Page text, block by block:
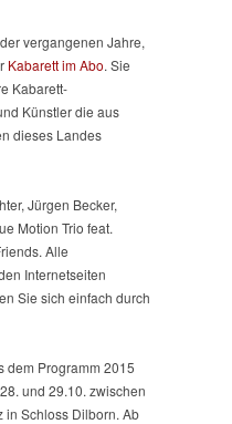
vergangenen Jahre,
Kabarett im Abo. Sie
Kabarett-
Künstler die aus
dieses Landes
Jürgen Becker,
Motion Trio feat.
Alle
Internetseiten
Sie sich einfach durch
dem Programm 2015
und 29.10. zwischen
in Schloss Dilborn. Ab